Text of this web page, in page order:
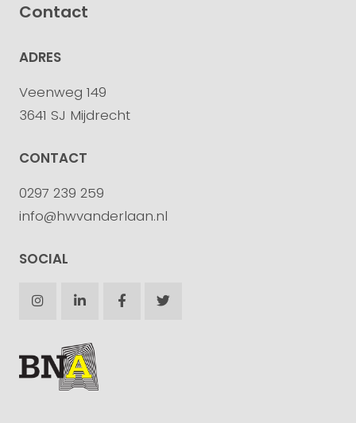
Contact
ADRES
Veenweg 149
3641 SJ Mijdrecht
CONTACT
0297 239 259
info@hwvanderlaan.nl
SOCIAL